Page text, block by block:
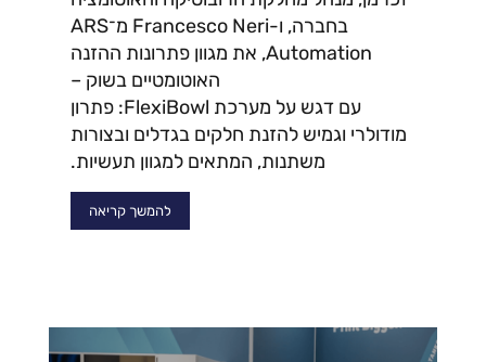
בחברה, ו-Francesco Neri מ־ARS
Automation, את מגוון פתרונות ההזנה
האוטומטיים בשוק –
עם דגש על מערכת FlexiBowl: פתרון
מודולרי וגמיש להזנת חלקים בגדלים ובצורות
משתנות, המתאים למגוון תעשיות.
להמשך קריאה